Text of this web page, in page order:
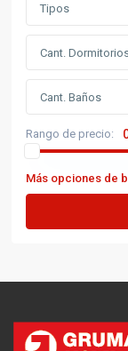
Tipos
Cant.
Cant. Baños
Rango de precio:
Más opciones de